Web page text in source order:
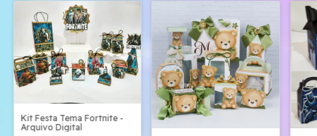
Kit Festa Tema Fortnite -
Arquivo Digital